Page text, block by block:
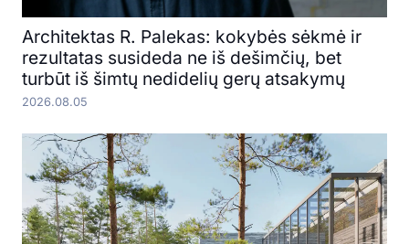
Architektas R. Palekas: kokybės sėkmė ir
rezultatas susideda ne iš dešimčių, bet
turbūt iš šimtų nedidelių gerų atsakymų
2026.08.05